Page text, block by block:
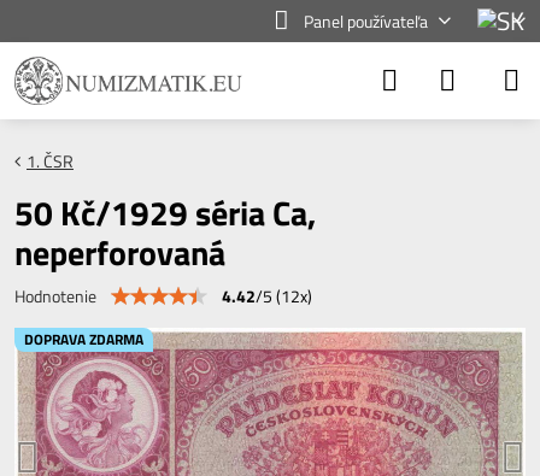
Panel používateľa
DOPRAVA ZDARMA
1. ČSR
50 Kč/1929 séria Ca,
neperforovaná
Hodnotenie 4.42/5(12x)